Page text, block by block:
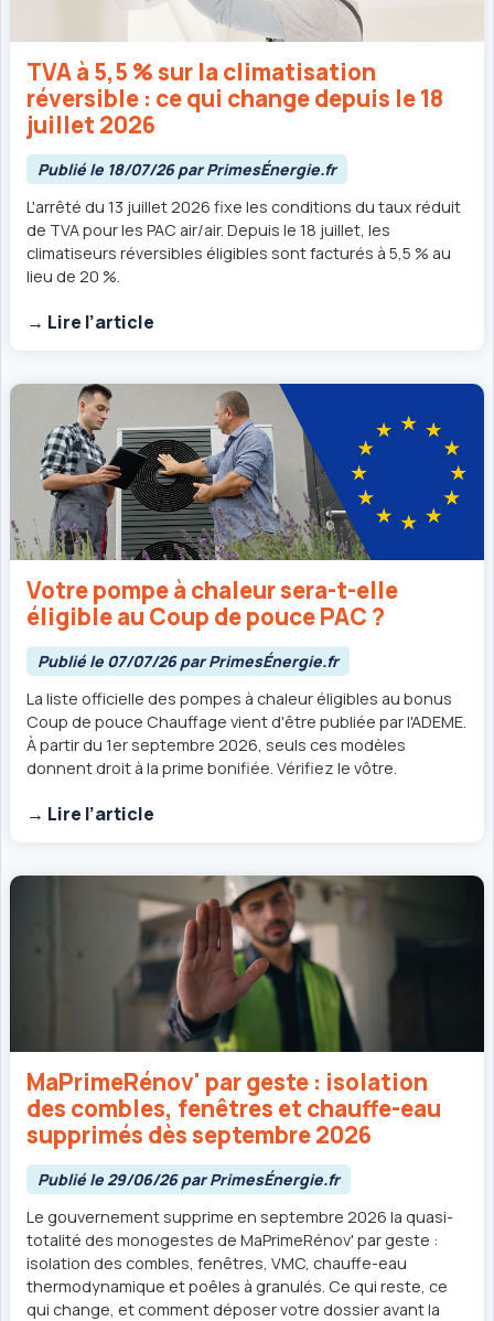
TVA à 5,5 % sur la climatisation
réversible : ce qui change depuis le 18
juillet 2026
Publié le 18/07/26 par PrimesÉnergie.fr
L'arrêté du 13 juillet 2026 fixe les conditions du taux réduit
de TVA pour les PAC air/air. Depuis le 18 juillet, les
climatiseurs réversibles éligibles sont facturés à 5,5 % au
lieu de 20 %.
→ Lire l’article
Votre pompe à chaleur sera-t-elle
éligible au Coup de pouce PAC ?
Publié le 07/07/26 par PrimesÉnergie.fr
La liste officielle des pompes à chaleur éligibles au bonus
Coup de pouce Chauffage vient d'être publiée par l'ADEME.
À partir du 1er septembre 2026, seuls ces modèles
donnent droit à la prime bonifiée. Vérifiez le vôtre.
→ Lire l’article
MaPrimeRénov' par geste : isolation
des combles, fenêtres et chauffe-eau
supprimés dès septembre 2026
Publié le 29/06/26 par PrimesÉnergie.fr
Le gouvernement supprime en septembre 2026 la quasi-
totalité des monogestes de MaPrimeRénov' par geste :
isolation des combles, fenêtres, VMC, chauffe-eau
thermodynamique et poêles à granulés. Ce qui reste, ce
qui change, et comment déposer votre dossier avant la